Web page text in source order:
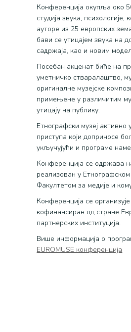
Конференција окупља око
студија звука,
ауторе из 25 европских
бави се утицајем звука на
садржаја, као и новим
Посебан акценат биће на
уметничко стваралаштво,
оригиналне музејске
примењене у различитим
утицају на публику.
Етнографски музеј активно
приступа који доприносе
укључујући и програме
Конференција се одржава
реализован у
Факултетом за медије и
Конференција се
кофинансиран од стране
партнерских институција.
Више информација о
EUROMUSE конференција